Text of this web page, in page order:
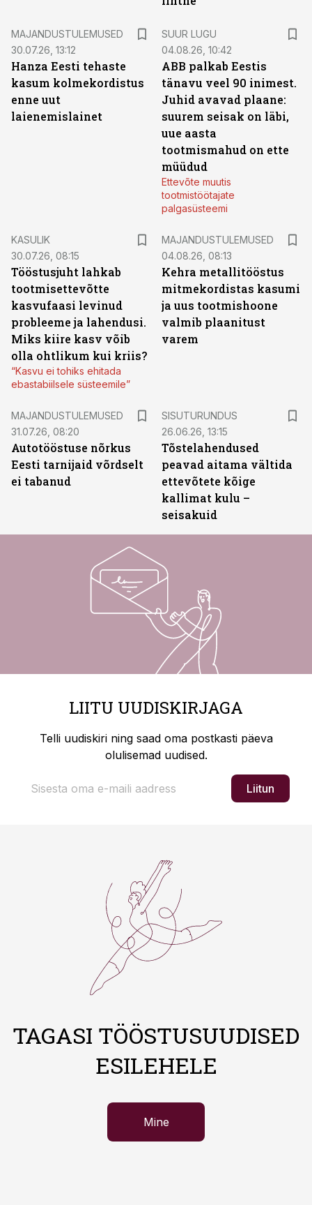
MAJANDUSTULEMUSED
30.07.26, 13:12
Hanza Eesti tehaste
kasum kolmekordistus
enne uut
laienemislainet
SUUR LUGU
04.08.26, 10:42
ABB palkab Eestis
tänavu veel 90 inimest.
Juhid avavad plaane:
suurem seisak on läbi,
uue aasta
tootmismahud on ette
müüdud
Ettevõte muutis
tootmistöötajate
palgasüsteemi
KASULIK
30.07.26, 08:15
Tööstusjuht lahkab
tootmisettevõtte
kasvufaasi levinud
probleeme ja lahendusi.
Miks kiire kasv võib
olla ohtlikum kui kriis?
“Kasvu ei tohiks ehitada
ebastabiilsele süsteemile”
MAJANDUSTULEMUSED
04.08.26, 08:13
Kehra metallitööstus
mitmekordistas kasumi
ja uus tootmishoone
valmib plaanitust
varem
MAJANDUSTULEMUSED
31.07.26, 08:20
Autotööstuse nõrkus
Eesti tarnijaid võrdselt
ei tabanud
SISUTURUNDUS
26.06.26, 13:15
Tõstelahendused
peavad aitama vältida
ettevõtete kõige
kallimat kulu –
seisakuid
LIITU UUDISKIRJAGA
Telli uudiskiri ning saad oma postkasti päeva
olulisemad uudised.
Liitun
TAGASI TÖÖSTUSUUDISED
ESILEHELE
Mine